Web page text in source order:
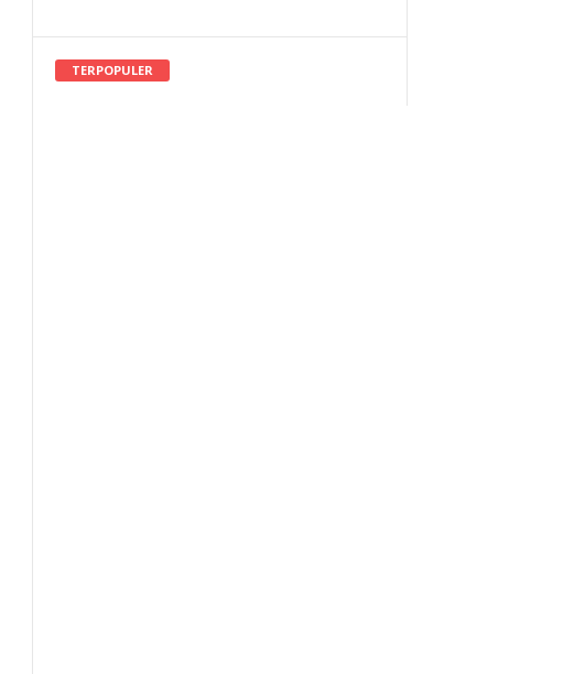
TERPOPULER